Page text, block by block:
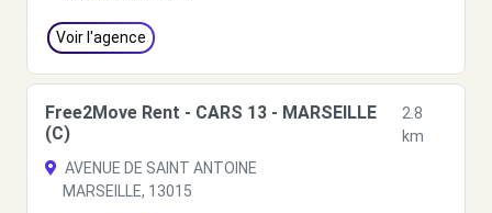
Voir l'agence
Free2Move Rent - CARS 13 - MARSEILLE
(C)
2.8
km
AVENUE DE SAINT ANTOINE
MARSEILLE, 13015